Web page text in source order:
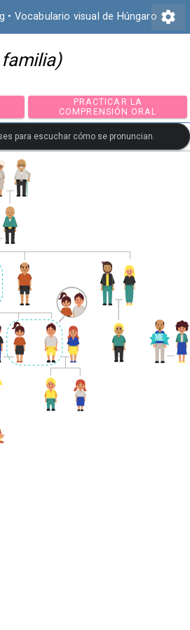
• Vocabulario visual de Húngaro settings
PRACTICAR LA
COMPRENSIÓN
para escuchar cómo se pronuncian.